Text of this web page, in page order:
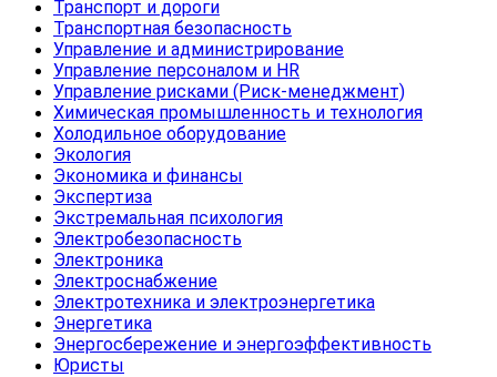
Транспорт и дороги
Транспортная безопасность
Управление и администрирование
Управление персоналом и HR
Управление рисками (Риск-менеджмент)
Химическая промышленность и технология
Холодильное оборудование
Экология
Экономика и финансы
Экспертиза
Экстремальная психология
Электробезопасность
Электроника
Электроснабжение
Электротехника и электроэнергетика
Энергетика
Энергосбережение и энергоэффективность
Юристы